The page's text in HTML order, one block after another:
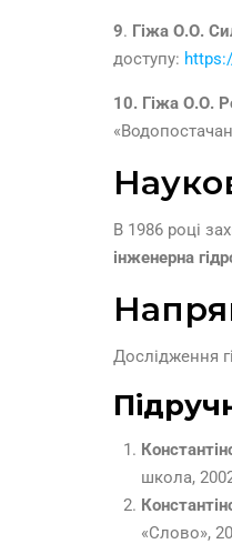
9. Гіжа О.О.
доступу:
10. Гіжа О.О.
В 1986 році
інженерна
Дослідження
школа,
«Слово»,